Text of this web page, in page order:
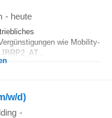
- heute
wie Mobility-
w/d)
-